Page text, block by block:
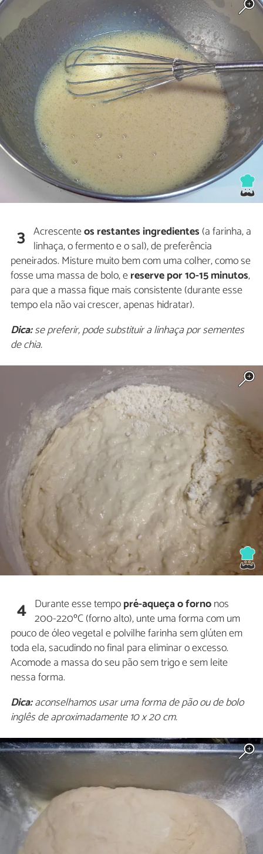
3 Acrescenteos restantes ingredientes (a farinha, a
linhaça, o fermento e o sal), de preferência
peneirados. Misture muito bem com uma colher, como se
fosse uma massa de bolo, ereserve por 10-15 minutos,
para que a massa fique mais consistente (durante esse
tempo ela não vai crescer, apenas hidratar).
Dica:se preferir, pode substituir a linhaça por sementes
de chia.
4 Durante esse tempopré-aqueça o fornonos
200-220ºC (forno alto), unte uma forma com um
pouco de óleo vegetal e polvilhe farinha sem glúten em
toda ela, sacudindo no final para eliminar o excesso.
Acomode a massa do seu pão sem trigo e sem leite
nessa forma.
Dica:aconselhamos usar uma forma de pão ou de bolo
inglês de aproximadamente 10 x 20 cm.